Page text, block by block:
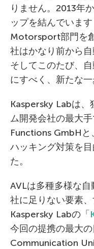
りません。2013年
ップを結んでいま
Motorsport部門を
社はかなり前から自
そしてこのたび、
にすべく、新たな一
Kaspersky Labは、
ム開発会社の最大
Functions GmbHと
ハッキング対策を
た。
AVLは多種多様な
社に足りない要素
Kaspersky Labの「
今回の提携の最大
Communication